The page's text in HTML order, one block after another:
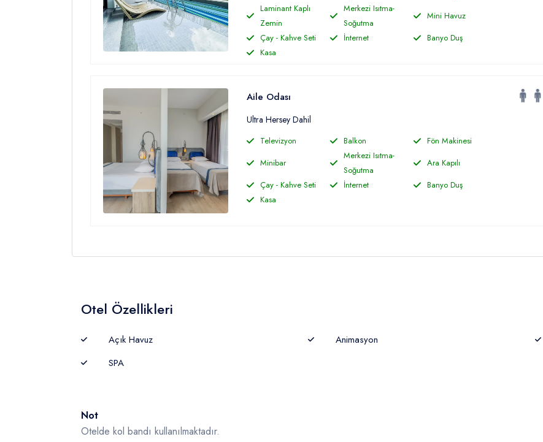
Laminant Kaplı
Zemin
Merkezi Isıtma-
Soğutma
Mini Havuz
Çay - Kahve Seti
İnternet
Banyo Duş
Kasa
Aile Odası
Ultra Hersey Dahil
Televizyon Balkon
Fön Makinesi
Minibar
Merkezi Isıtma-
Soğutma
Ara Kapılı
Çay - Kahve Seti
İnternet
Banyo Duş
Kasa
Otel Özellikleri
Açık Havuz Animasyon
SPA
Not
Otelde kol bandı kullanılmaktadır.